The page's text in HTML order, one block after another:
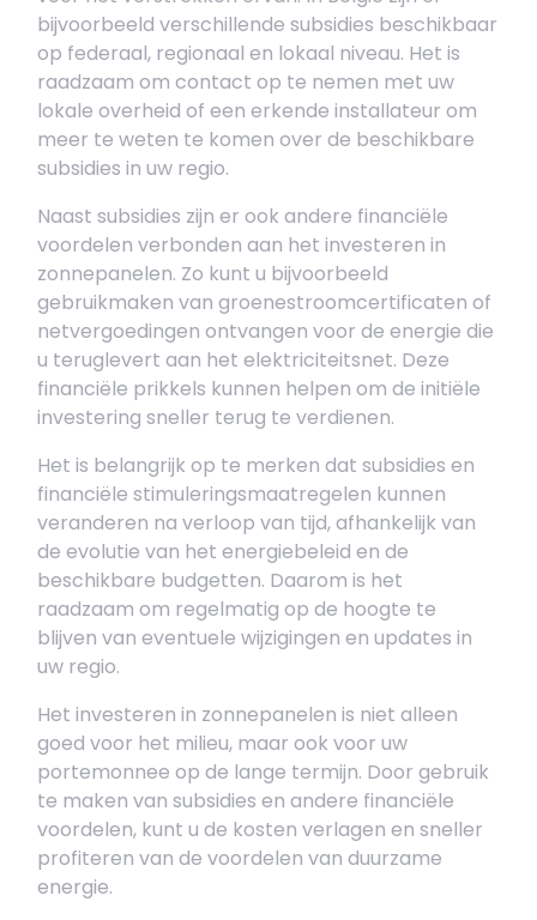
bijvoorbeeld verschillende subsidies beschikbaar
op federaal, regionaal en lokaal niveau. Het is
raadzaam om contact op te nemen met uw
lokale overheid of een erkende installateur om
meer te weten te komen over de beschikbare
subsidies in uw regio.
Naast subsidies zijn er ook andere financiële
voordelen verbonden aan het investeren in
zonnepanelen. Zo kunt u bijvoorbeeld
gebruikmaken van groenestroomcertificaten of
netvergoedingen ontvangen voor de energie die
u teruglevert aan het elektriciteitsnet. Deze
financiële prikkels kunnen helpen om de initiële
investering sneller terug te verdienen.
Het is belangrijk op te merken dat subsidies en
financiële stimuleringsmaatregelen kunnen
veranderen na verloop van tijd, afhankelijk van
de evolutie van het energiebeleid en de
beschikbare budgetten. Daarom is het
raadzaam om regelmatig op de hoogte te
blijven van eventuele wijzigingen en updates in
uw regio.
Het investeren in zonnepanelen is niet alleen
goed voor het milieu, maar ook voor uw
portemonnee op de lange termijn. Door gebruik
te maken van subsidies en andere financiële
voordelen, kunt u de kosten verlagen en sneller
profiteren van de voordelen van duurzame
energie.